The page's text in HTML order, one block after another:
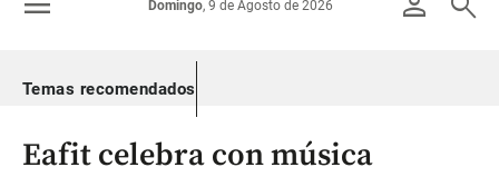
Colombia
Domingo, 9 de Agosto de 2026
Temas recomendados
Eafit celebra con música